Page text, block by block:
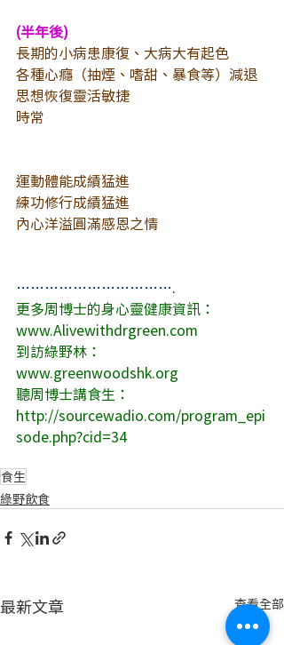
(半年後)
長期的小病患康復、大病大有起色
各種心癮（抽煙、嗜甜、暴食等）減退
思想恢復靈活敏捷
時常
運動體能成績猛進
練功修行成績猛進
內心洋溢圓滿感恩之情
…………………………….
更多周博士的身心靈健康資訊：
www.Alivewithdrgreen.com
到訪綠野林：
www.greenwoodshk.org
聽周博士講食生：
http://sourcewadio.com/program_epi
sode.php?cid=34
食生
綠野飲食
最新文章 查看全部